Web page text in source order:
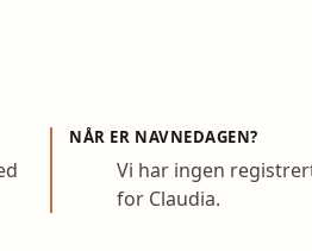
NÅR ER NAVNEDAGEN?
Vi har ingen
for Claudia.